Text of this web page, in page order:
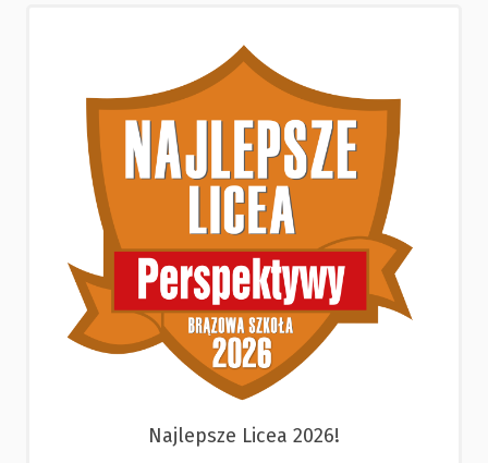
Najlepsze Licea 2026!